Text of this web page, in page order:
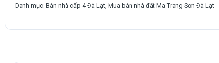
Danh mục:Bán nhà cấp 4 Đà Lạt ,Mua bán nhà đất Ma Trang Sơn Đà Lạt